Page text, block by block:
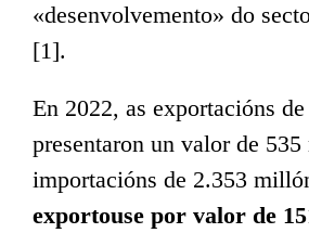
«desenvolvemento» do
[1].
En 2022, as exportacións
presentaron un valor de
importacións de 2.353
exportouse por valor de